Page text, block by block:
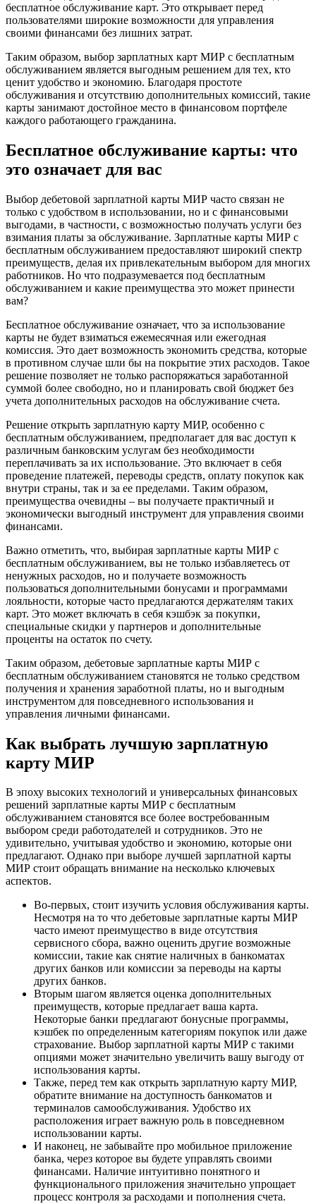
бесплатное обслуживание карт. Это открывает перед
пользователями широкие возможности для управления
своими финансами без лишних затрат.
Таким образом, выбор зарплатных карт МИР с бесплатным
обслуживанием является выгодным решением для тех, кто
ценит удобство и экономию. Благодаря простоте
обслуживания и отсутствию дополнительных комиссий, такие
карты занимают достойное место в финансовом портфеле
каждого работающего гражданина.
Бесплатное обслуживание карты: что
это означает для вас
Выбор дебетовой зарплатной карты МИР часто связан не
только с удобством в использовании, но и с финансовыми
выгодами, в частности, с возможностью получать услуги без
взимания платы за обслуживание. Зарплатные карты МИР с
бесплатным обслуживанием предоставляют широкий спектр
преимуществ, делая их привлекательным выбором для многих
работников. Но что подразумевается под бесплатным
обслуживанием и какие преимущества это может принести
вам?
Бесплатное обслуживание означает, что за использование
карты не будет взиматься ежемесячная или ежегодная
комиссия. Это дает возможность экономить средства, которые
в противном случае шли бы на покрытие этих расходов. Такое
решение позволяет не только распоряжаться заработанной
суммой более свободно, но и планировать свой бюджет без
учета дополнительных расходов на обслуживание счета.
Решение открыть зарплатную карту МИР, особенно с
бесплатным обслуживанием, предполагает для вас доступ к
различным банковским услугам без необходимости
переплачивать за их использование. Это включает в себя
проведение платежей, переводы средств, оплату покупок как
внутри страны, так и за ее пределами. Таким образом,
преимущества очевидны – вы получаете практичный и
экономически выгодный инструмент для управления своими
финансами.
Важно отметить, что, выбирая зарплатные карты МИР с
бесплатным обслуживанием, вы не только избавляетесь от
ненужных расходов, но и получаете возможность
пользоваться дополнительными бонусами и программами
лояльности, которые часто предлагаются держателям таких
карт. Это может включать в себя кэшбэк за покупки,
специальные скидки у партнеров и дополнительные
проценты на остаток по счету.
Таким образом, дебетовые зарплатные карты МИР с
бесплатным обслуживанием становятся не только средством
получения и хранения заработной платы, но и выгодным
инструментом для повседневного использования и
управления личными финансами.
Как выбрать лучшую зарплатную
карту МИР
В эпоху высоких технологий и универсальных финансовых
решений зарплатные карты МИР с бесплатным
обслуживанием становятся все более востребованным
выбором среди работодателей и сотрудников. Это не
удивительно, учитывая удобство и экономию, которые они
предлагают. Однако при выборе лучшей зарплатной карты
МИР стоит обращать внимание на несколько ключевых
аспектов.
Во-первых, стоит изучить условия обслуживания карты.
Несмотря на то что дебетовые зарплатные карты МИР
часто имеют преимущество в виде отсутствия
сервисного сбора, важно оценить другие возможные
комиссии, такие как снятие наличных в банкоматах
других банков или комиссии за переводы на карты
других банков.
Вторым шагом является оценка дополнительных
преимуществ, которые предлагает ваша карта.
Некоторые банки предлагают бонусные программы,
кэшбек по определенным категориям покупок или даже
страхование. Выбор зарплатной карты МИР с такими
опциями может значительно увеличить вашу выгоду от
использования карты.
Также, перед тем как открыть зарплатную карту МИР,
обратите внимание на доступность банкоматов и
терминалов самообслуживания. Удобство их
расположения играет важную роль в повседневном
использовании карты.
И наконец, не забывайте про мобильное приложение
банка, через которое вы будете управлять своими
финансами. Наличие интуитивно понятного и
функционального приложения значительно упрощает
процесс контроля за расходами и пополнения счета.